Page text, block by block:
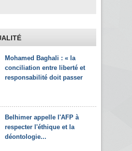
Mohamed Baghali : « la
conciliation entre liberté et
responsabilité doit passer
Belhimer appelle l'AFP à
respecter l'éthique et la
déontologie...